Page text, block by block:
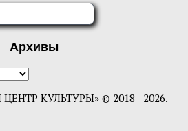
Архивы
КУЛЬТУРЫ» © 2018 - 2026.